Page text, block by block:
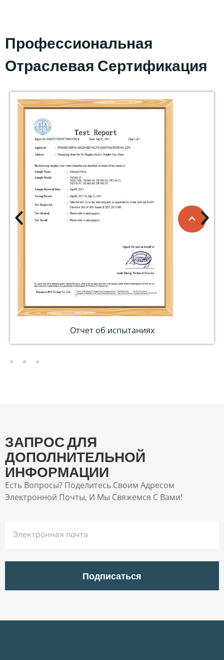
Профессиональная
Отраслевая Сертификация
Отчет об испытаниях
ЗАПРОС ДЛЯ
ДОПОЛНИТЕЛЬНОЙ
ИНФОРМАЦИИ
Есть Вопросы? Поделитесь Своим Адресом
Электронной Почты, И Мы Свяжемся С Вами!
Подписаться